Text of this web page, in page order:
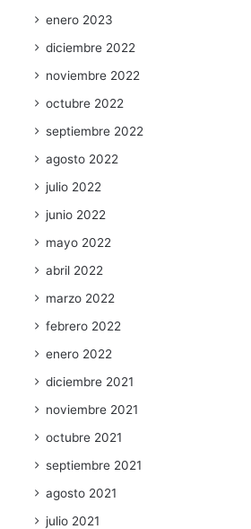
enero 2023
diciembre 2022
noviembre 2022
octubre 2022
septiembre 2022
agosto 2022
julio 2022
junio 2022
mayo 2022
abril 2022
marzo 2022
febrero 2022
enero 2022
diciembre 2021
noviembre 2021
octubre 2021
septiembre 2021
agosto 2021
julio 2021